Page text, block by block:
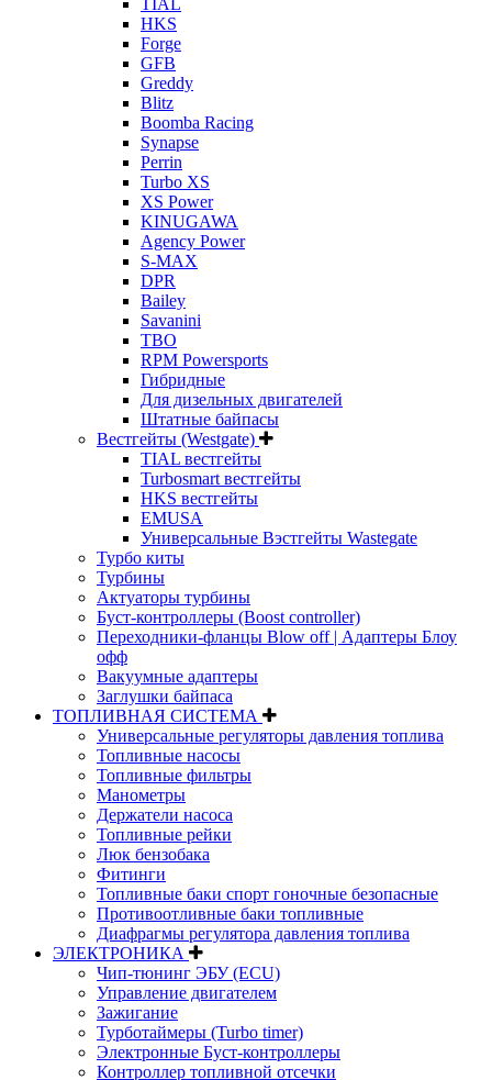
TIAL
HKS
Forge
GFB
Greddy
Blitz
Boomba Racing
Synapse
Perrin
Turbo XS
XS Power
KINUGAWA
Agency Power
S-MAX
DPR
Bailey
Savanini
TBO
RPM Powersports
Гибридные
Для дизельных двигателей
Штатные байпасы
Вестгейты (Westgate)
TIAL вестгейты
Turbosmart вестгейты
HKS вестгейты
EMUSA
Универсальные Вэстгейты Wastegate
Турбо киты
Турбины
Актуаторы турбины
Буст-контроллеры (Boost controller)
Переходники-фланцы Blow off | Адаптеры Блоу
офф
Вакуумные адаптеры
Заглушки байпаса
ТОПЛИВНАЯ СИСТЕМА
Универсальные регуляторы давления топлива
Топливные насосы
Топливные фильтры
Манометры
Держатели насоса
Топливные рейки
Люк бензобака
Фитинги
Топливные баки спорт гоночные безопасные
Противоотливные баки топливные
Диафрагмы регулятора давления топлива
ЭЛЕКТРОНИКА
Чип-тюнинг ЭБУ (ECU)
Управление двигателем
Зажигание
Турботаймеры (Turbo timer)
Электронные Буст-контроллеры
Контроллер топливной отсечки